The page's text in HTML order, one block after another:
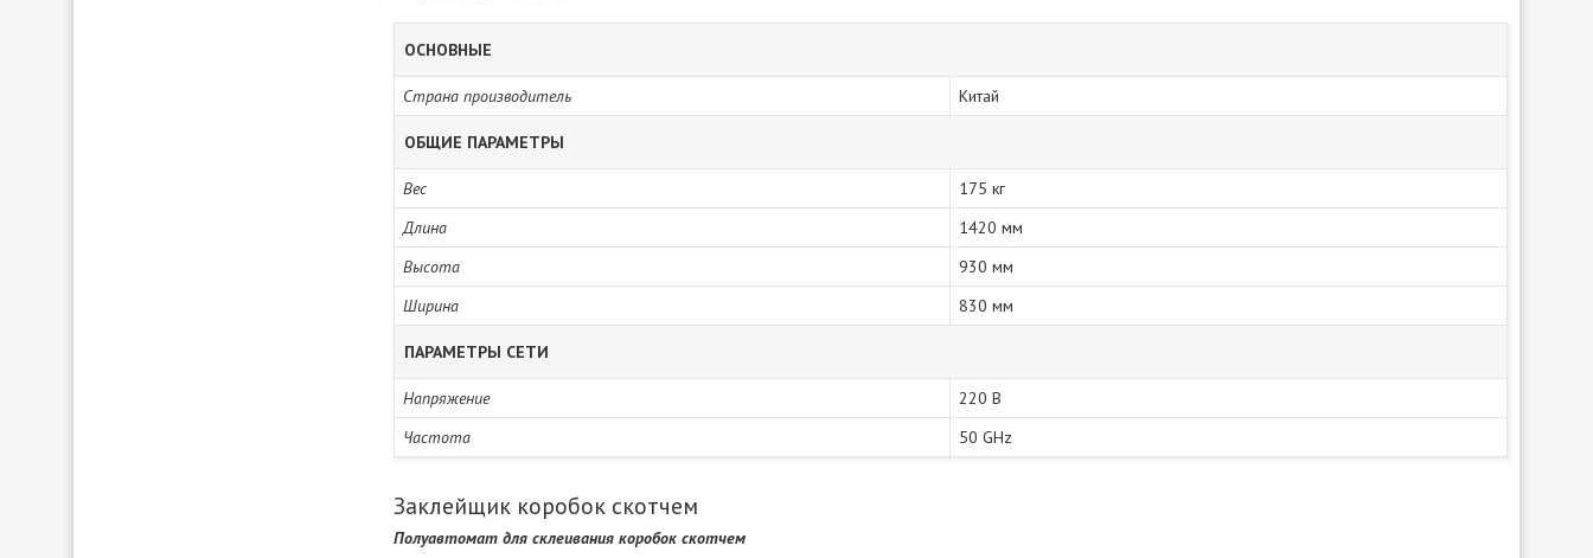
ОСНОВНЫЕ
Страна производитель Китай
ОБЩИЕ ПАРАМЕТРЫ
Вес
175 кг
Длина
1420 мм
Высота
930 мм
Ширина
830 мм
ПАРАМЕТРЫ СЕТИ
Напряжение
220 В
Частота
50 GHz
Заклейщик коробок скотчем
Полуавтомат для склеивания коробок скотчем